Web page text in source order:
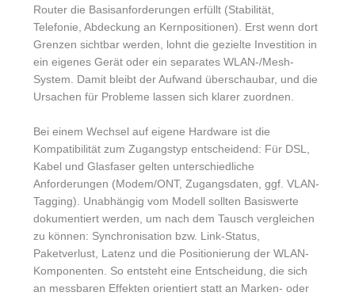
Router die Basisanforderungen erfüllt (Stabilität,
Telefonie, Abdeckung an Kernpositionen). Erst wenn dort
Grenzen sichtbar werden, lohnt die gezielte Investition in
ein eigenes Gerät oder ein separates WLAN-/Mesh-
System. Damit bleibt der Aufwand überschaubar, und die
Ursachen für Probleme lassen sich klarer zuordnen.
Bei einem Wechsel auf eigene Hardware ist die
Kompatibilität zum Zugangstyp entscheidend: Für DSL,
Kabel und Glasfaser gelten unterschiedliche
Anforderungen (Modem/ONT, Zugangsdaten, ggf. VLAN-
Tagging). Unabhängig vom Modell sollten Basiswerte
dokumentiert werden, um nach dem Tausch vergleichen
zu können: Synchronisation bzw. Link-Status,
Paketverlust, Latenz und die Positionierung der WLAN-
Komponenten. So entsteht eine Entscheidung, die sich
an messbaren Effekten orientiert statt an Marken- oder